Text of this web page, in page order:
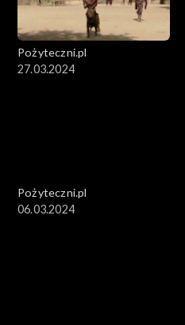
Pożyteczni.pl
27.03.2024
Pożyteczni.pl
06.03.2024